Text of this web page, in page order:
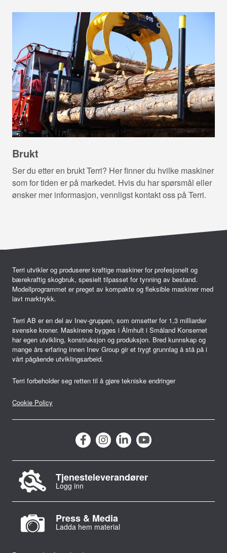
Brukt
Ser du etter en brukt Terri? Her finner du hvilke maskiner
som for tiden er på markedet. Hvis du har spørsmål eller
ønsker mer informasjon, vennligst kontakt oss på Terri.
Terri utvikler og produserer kraftige maskiner for profesjonelt og
bærekraftig skogbruk, spesielt tilpasset for tynning av bestand.
Modellprogrammet er preget av kompakte og fleksible maskiner med
lavt marktrykk.
Terri AB er en del av Inev-gruppen, som omsetter for 1,3 milliarder
svenske kroner. Maskinene bygges i Älmhult i Småland Konsernet
har egen utvikling, konstruksjon og produksjon. Bred kunnskap og
mange års erfaring innen Inev Group gir et trygt grunnlag å stå på i
vårt pågående utviklingsarbeid.
Terri forbeholder seg retten til å gjøre tekniske endringer
Cookie Policy
Tjenesteleverandører
Logg inn
Press & Media
Ladda hem material